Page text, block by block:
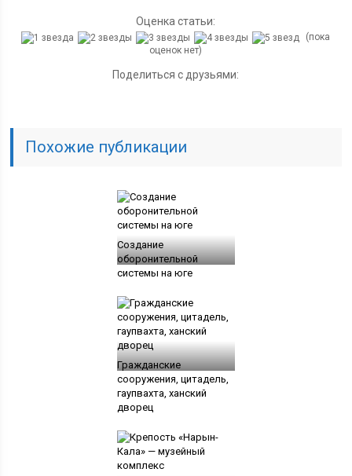
Оценка статьи:
(пока
оценок нет)
Поделиться с друзьями:
Похожие публикации
Создание
оборонительной
системы на юге
Гражданские
сооружения, цитадель,
гаупвахта, ханский
дворец